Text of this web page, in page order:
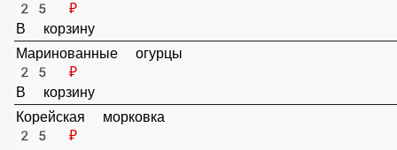
Сыр
35 ₽
В корзину
Халапеньо
25 ₽
В корзину